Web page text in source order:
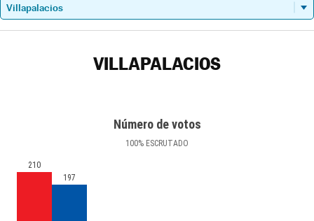
VILLAPALACIOS
Número de votos
100% ESCRUTADO
210
197